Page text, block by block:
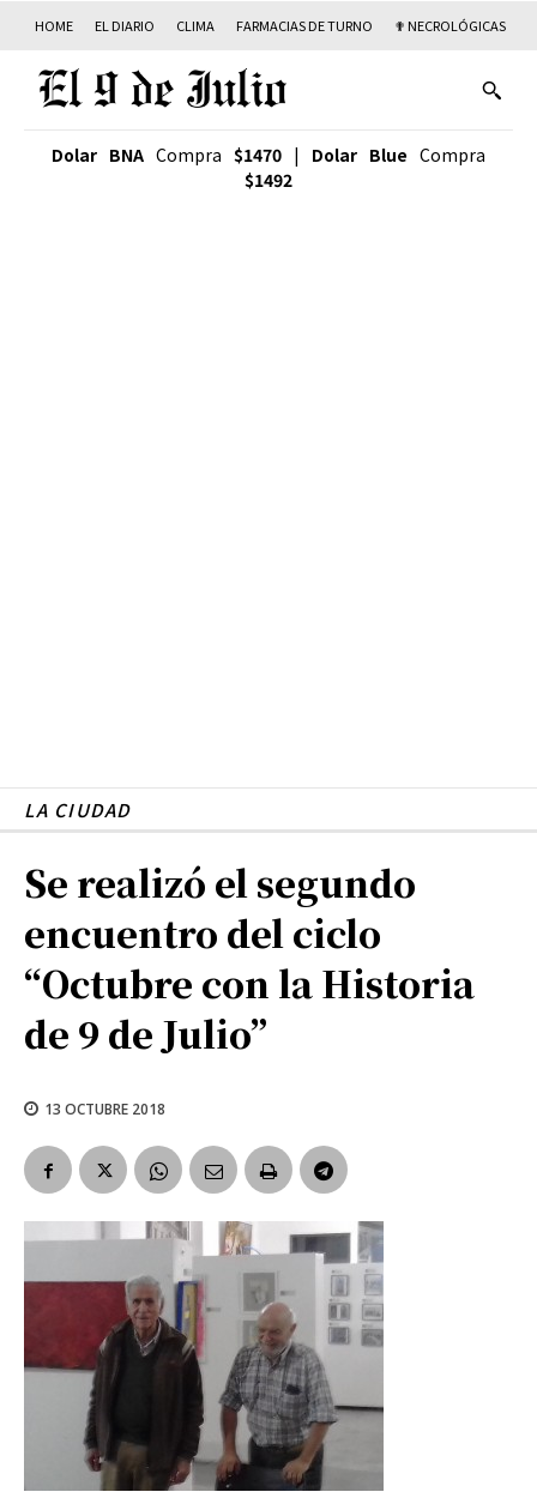
HOME EL DIARIO CLIMA FARMACIAS DE TURNO ✟ NECROLÓGICAS
Dolar BNA Compra $1470 | Dolar Blue Compra
$1492
LA CIUDAD
Se realizó el segundo
encuentro del ciclo
“Octubre con la Historia
de 9 de Julio”
13 OCTUBRE 2018